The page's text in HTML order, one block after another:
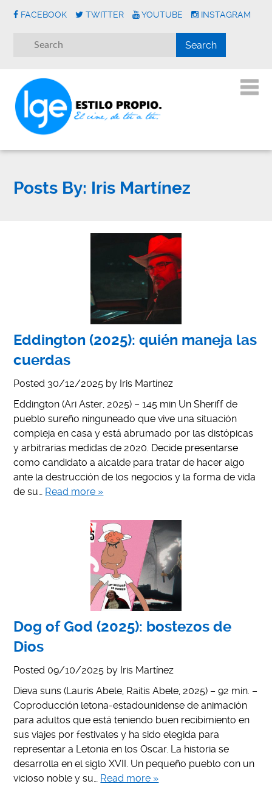
FACEBOOK TWITTER YOUTUBE INSTAGRAM
Posts By: Iris Martínez
Eddington (2025): quién maneja las
cuerdas
Posted 30/12/2025 by Iris Martínez
Eddington (Ari Aster, 2025) – 145 min Un Sheriff de
pueblo sureño ninguneado que vive una situación
compleja en casa y está abrumado por las distópicas
y arbitrarias medidas de 2020. Decide presentarse
como candidato a alcalde para tratar de hacer algo
ante la destrucción de los negocios y la forma de vida
de su… Read more »
Dog of God (2025): bostezos de
Dios
Posted 09/10/2025 by Iris Martínez
Dieva suns (Lauris Abele, Raitis Abele, 2025) – 92 min. –
Coproducción letona-estadounidense de animación
para adultos que está teniendo buen recibimiento en
sus viajes por festivales y ha sido elegida para
representar a Letonia en los Oscar. La historia se
desarrolla en el siglo XVII. Un pequeño pueblo con un
vicioso noble y su… Read more »